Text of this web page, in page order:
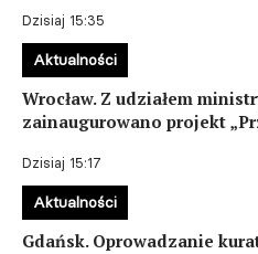
Dzisiaj 15:35
Wrocław. Z udziałem
zainaugurowano projekt
Dzisiaj 15:17
Aktualności
Gdańsk. Oprowadzanie
Aktualności